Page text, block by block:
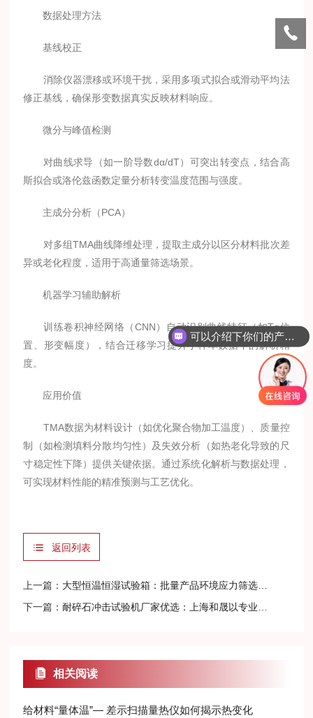
数据处理方法
基线校正
消除仪器漂移或环境干扰，采用多项式拟合或滑动平均法
修正基线，确保形变数据真实反映材料响应。
微分与峰值检测
对曲线求导（如一阶导数dα/dT）可突出转变点，结合高
斯拟合或洛伦兹函数定量分析转变温度范围与强度。
主成分分析（PCA）
对多组TMA曲线降维处理，提取主成分以区分材料批次差
异或老化程度，适用于高通量筛选场景。
机器学习辅助解析
训练卷积神经网络（CNN）自动识别曲线特征（如Tg位
置、形变幅度），结合迁移学习提升小样本数据下的解析精
度。
应用价值
TMA数据为材料设计（如优化聚合物加工温度）、质量控
制（如检测填料分散均匀性）及失效分析（如热老化导致的尺
寸稳定性下降）提供关键依据。通过系统化解析与数据处理，
可实现材料性能的精准预测与工艺优化。
返回列表
上一篇： 大型恒温恒湿试验箱：批量产品环境应力筛选的“高效验证平台”
下一篇：耐碎石冲击试验机厂家优选：上海和晟以专业铸就品质
相关阅读
给材料“量体温”— 差示扫描量热仪如何揭示热变化
可以介绍下你们的产品么？